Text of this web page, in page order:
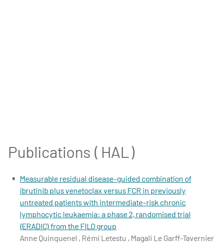
Publications ( HAL )
Measurable residual disease-guided combination of
ibrutinib plus venetoclax versus FCR in previously
untreated patients with intermediate-risk chronic
lymphocytic leukaemia: a phase 2, randomised trial
(ERADIC) from the FILO group
Anne Quinquenel , Rémi Letestu , Magali Le Garff-Tavernier